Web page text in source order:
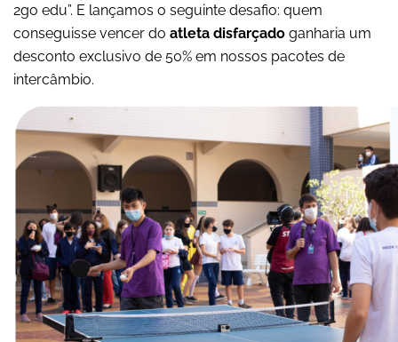
2go edu”. E lançamos o seguinte desafio: quem
conseguisse vencer do atleta disfarçado ganharia um
desconto exclusivo de 50% em nossos pacotes de
intercâmbio.